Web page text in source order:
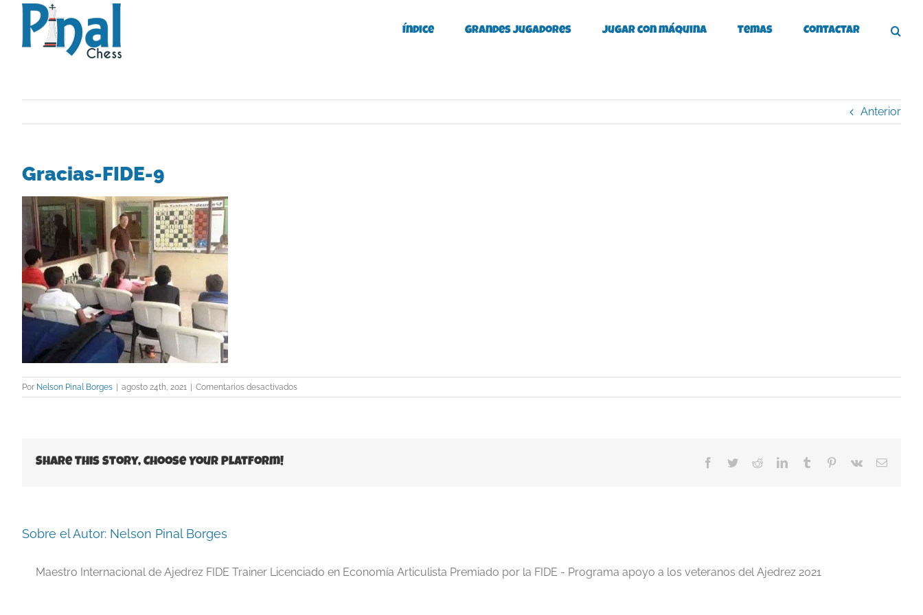
Saltar
contenido
Índice Grandes Jugadores Jugar con máquina Temas Contactar
Anterior
Gracias-FIDE-9
Por Nelson Pinal Borges | agosto 24th, 2021 | Comentarios desactivadosen
Gracias-
Share This Story, Choose Your Platform! Facebook
TwitterRedditLinkedInTumblr Pinterest
Vk
Correo
Sobre el Autor: Nelson Pinal Borges
Maestro Internacional de Ajedrez FIDE Trainer Licenciado en Economía Articulista Premiado por la FIDE - Programa apoyo a los veteranos del Ajedrez 2021